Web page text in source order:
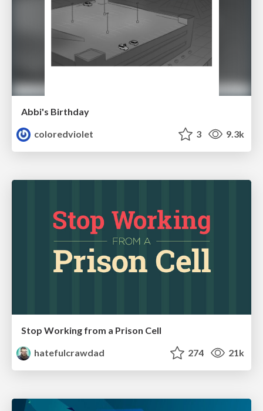
Abbi's Birthday
coloredviolet
3 9.3k
Stop Working from a Prison Cell
hatefulcrawdad
274 21k